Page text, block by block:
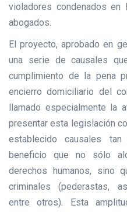
violadores condenados
abogados.
El proyecto, aprobado en
una serie de causales
cumplimiento de la pena
encierro domiciliario del
llamado especialmente
presentar esta legislación
establecido causales
beneficio que no sólo
derechos humanos, sino
criminales (pederastas,
entre otros). Esta